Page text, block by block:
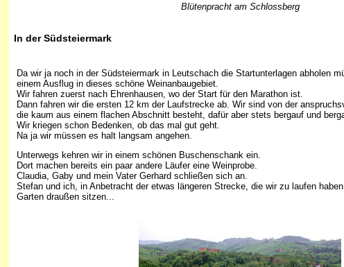
Blütenpracht am Schlossberg
In der Südsteiermark
Da wir ja noch in der Südsteiermark in Leutschach die Startunterlagen abholen
einem Ausflug in dieses schöne Weinanbaugebiet.
Wir fahren zuerst nach Ehrenhausen, wo der Start für den Marathon ist.
Dann fahren wir die ersten 12 km der Laufstrecke ab. Wir sind von der
die kaum aus einem flachen Abschnitt besteht, dafür aber stets bergauf und
Wir kriegen schon Bedenken, ob das mal gut geht.
Na ja wir müssen es halt langsam angehen.
Unterwegs kehren wir in einem schönen Buschenschank ein.
Dort machen bereits ein paar andere Läufer eine Weinprobe.
Claudia, Gaby und mein Vater Gerhard schließen sich an.
Stefan und ich, in Anbetracht der etwas längeren Strecke, die wir zu laufen
Garten draußen sitzen...